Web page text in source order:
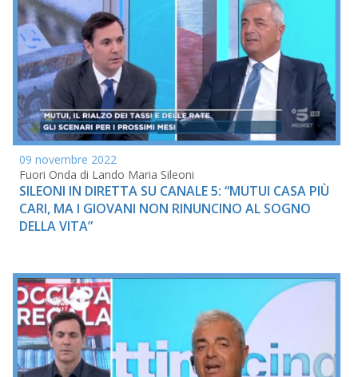
09 novembre 2022
Fuori Onda di Lando Maria Sileoni
SILEONI IN DIRETTA SU CANALE 5: “MUTUI CASA PIÙ
CARI, MA I GIOVANI NON RINUNCINO AL SOGNO
DELLA VITA”